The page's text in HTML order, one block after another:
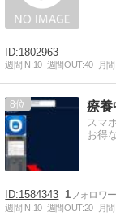
1802963
週間IN:10 週間OUT:40 月
8 療養
スマ
お得
1584343 1
週間IN:10 週間OUT:20 月